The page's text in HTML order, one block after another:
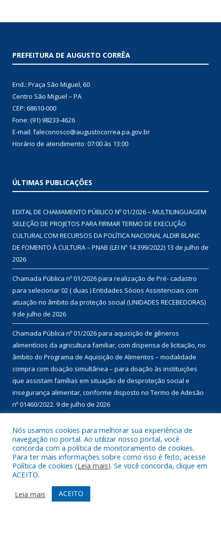
PREFEITURA DE AUGUSTO CORRÊA
End.: Praça São Miguel, 60
Centro São Miguel – PA
Fone: (91) 98233-4626
E-mail: faleconosco@augustocorrea.pa.gov.br
Horário de atendimento: 07:00 às 13:00
ÚLTIMAS PUBLICAÇÕES
EDITAL DE CHAMAMENTO PÚBLICO Nº 01/2026 – MULTILINGUAGEM
SELEÇÃO DE PROJETOS PARA FIRMAR TERMO DE EXECUÇÃO
CULTURAL COM RECURSOS DA POLÍTICA NACIONAL ALDIR BLANC
DE FOMENTO À CULTURA – PNAB (LEI Nº 14.399/2022)
13 de julho de
2026
Chamada Pública nº 01/2026 para realização de Pré- cadastro
para selecionar 02 ( duas ) Entidades Sócios Assistenciais com
atuação no âmbito da proteção social (UNIDADES RECEBEDORAS)
9 de julho de 2026
Chamada Pública nº 01/2026 para aquisição de gêneros
alimentícios da agricultura familiar, com dispensa de licitação, no
âmbito do Programa de Aquisição de Alimentos – modalidade
compra com doação simultânea – para doação às instituições
que assistam famílias em situação de desproteção social e
insegurança alimentar, conforme disposto no Termo de Adesão
nº 01460/2022.
9 de julho de 2026
Nós usamos cookies para melhorar sua experiência de
navegação no portal. Ao utilizar nosso portal, você
concorda com a política de monitoramento de cookies.
Para ter mais informações sobre como isso é feito, acesse
Política de cookies (Leia mais). Se você concorda, clique em
ACEITO.
Leia mais
ACEITO